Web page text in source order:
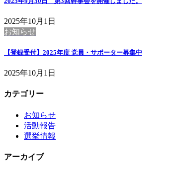
2025年10月1日
お知らせ
【登録受付】2025年度 党員・サポーター募集中
2025年10月1日
カテゴリー
お知らせ
活動報告
選挙情報
アーカイブ